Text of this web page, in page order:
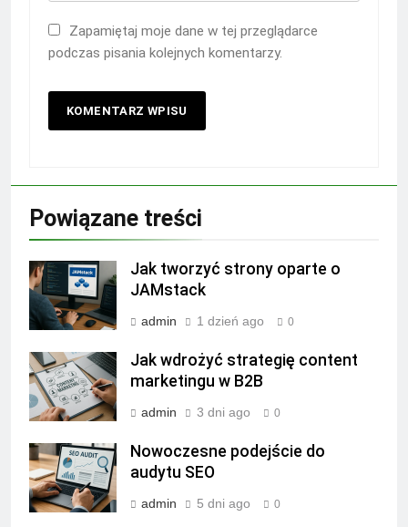
Zapamiętaj moje dane w tej przeglądarce
podczas pisania kolejnych komentarzy.
Powiązane treści
Jak tworzyć strony oparte o
JAMstack
admin 1 dzień ago 0
Jak wdrożyć strategię content
marketingu w B2B
admin 3 dni ago 0
Nowoczesne podejście do
audytu SEO
admin 5 dni ago 0